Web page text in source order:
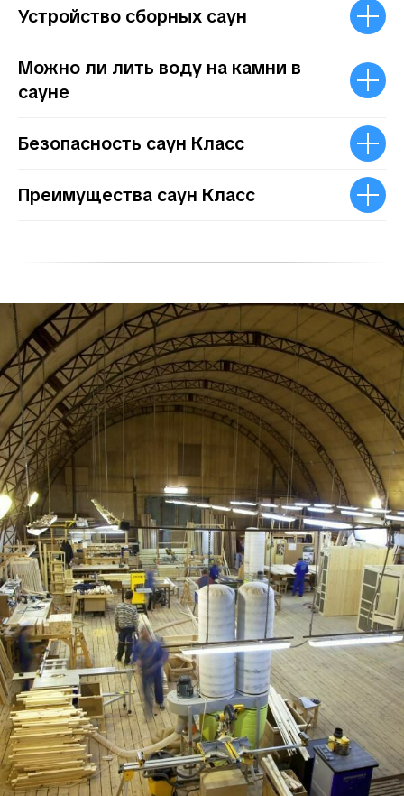
Устройство сборных саун
Можно ли лить воду на камни в
сауне
Безопасность саун Класс
Преимущества саун Класс